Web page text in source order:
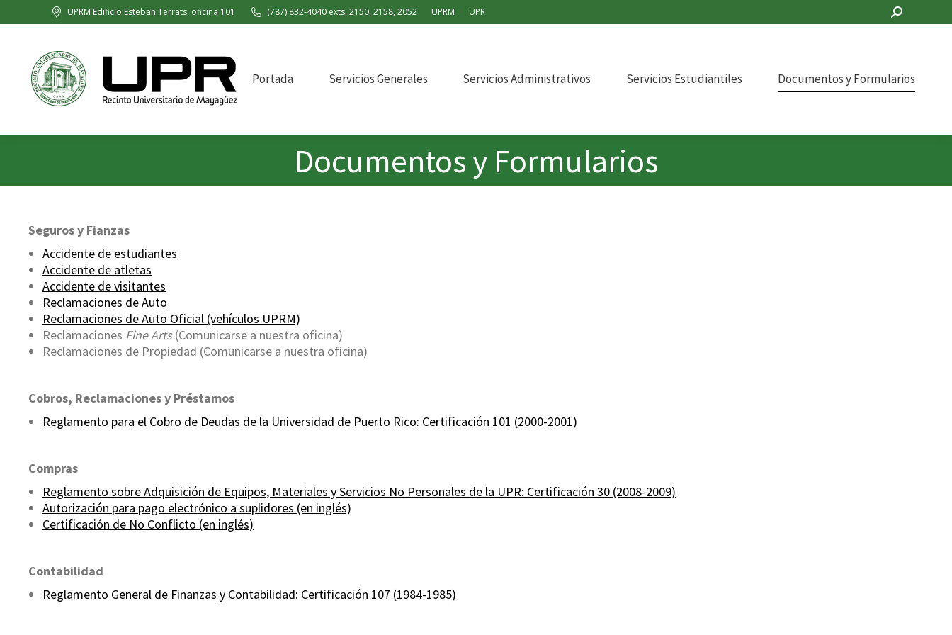
UPRM Edificio Esteban Terrats, oficina 101 (787) 832-4040 exts. 2150, 2158, 2052 UPRM UPR Search:
Portada Servicios Generales Servicios Administrativos Servicios Estudiantiles Documentos y Formularios
Documentos y Formularios
Seguros y Fianzas
Accidente de estudiantes
Accidente de atletas
Accidente de visitantes
Reclamaciones de Auto
Reclamaciones de Auto Oficial (vehículos UPRM)
Reclamaciones Fine Arts(Comunicarse a nuestra oficina)
Reclamaciones de Propiedad (Comunicarse a nuestra oficina)
Cobros, Reclamaciones y Préstamos
Reglamento para el Cobro de Deudas de la Universidad de Puerto Rico: Certificación 101 (2000-2001)
Compras
Reglamento sobre Adquisición de Equipos, Materiales y Servicios No Personales de la UPR: Certificación 30 (2008-2009)
Autorización para pago electrónico a suplidores (en inglés)
Certificación de No Conflicto (en inglés)
Contabilidad
Reglamento General de Finanzas y Contabilidad: Certificación 107 (1984-1985)